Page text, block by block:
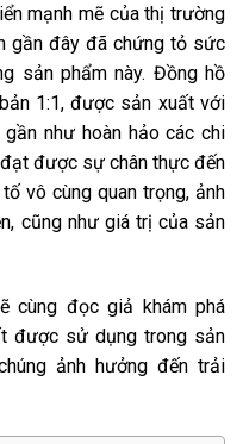
mạnh mẽ của thị trường
gần đây đã chứng tỏ sức
sản phẩm này. Đồng hồ
1:1, được sản xuất với
như hoàn hảo các chi
được sự chân thực đến
vô cùng quan trọng, ảnh
cũng như giá trị của sản
cùng đọc giả khám phá
được sử dụng trong sản
ảnh hưởng đến trải